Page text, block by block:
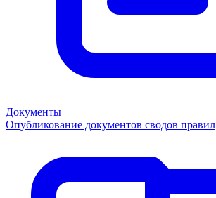
Документы
Опубликование документов сводов правил